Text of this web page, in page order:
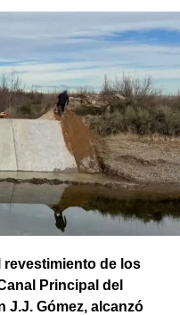
de los
Principal del
J.J. Gómez, alcanzó